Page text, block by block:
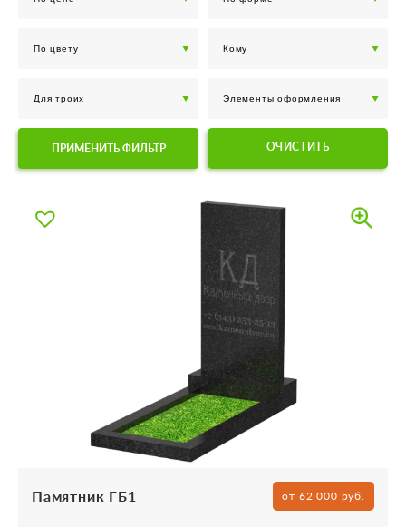
ПРИМЕНИТЬ ФИЛЬТР ОЧИСТИТЬ
Памятник ГБ1 от 62 000 руб.